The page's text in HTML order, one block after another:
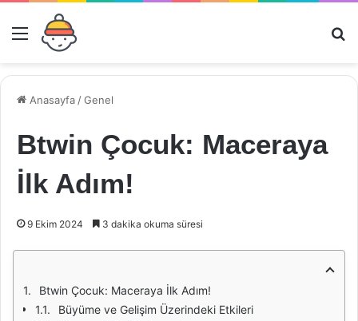
Menü
Anasayfa /Genel
Btwin Çocuk: Maceraya
İlk Adım!
9 Ekim 2024 3 dakika okuma süresi
Btwin Çocuk: Maceraya İlk Adım!
Büyüme ve Gelişim Üzerindeki Etkileri